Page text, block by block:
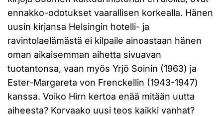
ennakko-odotukset vaarallisen korkealla. Hänen
uusin kirjansa Helsingin hotelli- ja
ravintolaelämästä ei kilpaile ainoastaan hänen
oman aikaisemman aihetta sivuavan
tuotantonsa, vaan myös Yrjö Soinin (1963) ja
Ester-Margareta von Frenckellin (1943-1947)
kanssa. Voiko Hirn kertoa enää mitään uutta
aiheesta? Korvaako uusi teos kaikki vanhat?